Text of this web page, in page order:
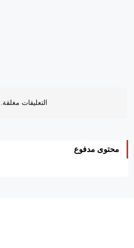
التعليقات مغلقة.
محتوى مدفوع